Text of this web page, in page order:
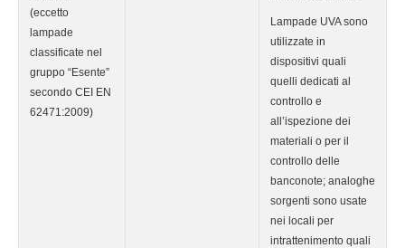
(eccetto
lampade
classificate nel
gruppo “Esente”
secondo CEI EN
62471:2009)
Lampade UVA sono
utilizzate in
dispositivi quali
quelli dedicati al
controllo e
all’ispezione dei
materiali o per il
controllo delle
banconote; analoghe
sorgenti sono usate
nei locali per
intrattenimento quali